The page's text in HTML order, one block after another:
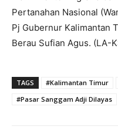
Pertanahan Nasional
Pj Gubernur Kalimantan
Berau Sufian Agus. (LA-
TAGS #Kalimantan Timur
#Pasar Sanggam Adji Dilayas